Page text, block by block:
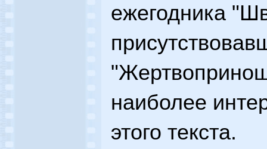
ежегодника
наиболее
этого текста.